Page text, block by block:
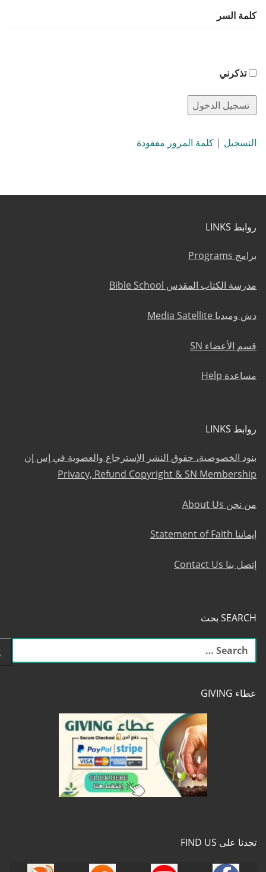
كلمة السر
تذكرني
التسجيل | كلمة المرور مفقودة
روابط LINKS
برامج Programs
مدرسة الكتاب المقدس Bible School
دش وميديا Media Satellite
قسم الأعضاء SN
مساعدة Help
روابط LINKS
بنود الخصوصية، حقوق النشر الإسترجاع والعضوية في إس إن
Privacy, Refund Copyright & SN Membership
من نحن About Us
إيماننا Statement of Faith
إتصل بنا Contact Us
SEARCH بحث
البحث
عن:
عطاء GIVING
تجدنا على FIND US